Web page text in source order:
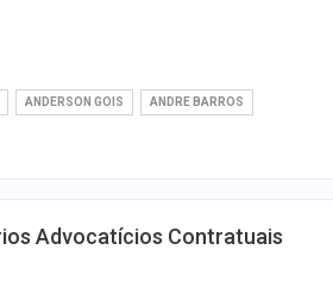
ANDERSON GOIS ANDRE BARROS
Advocatícios Contratuais
Pinguim-de-